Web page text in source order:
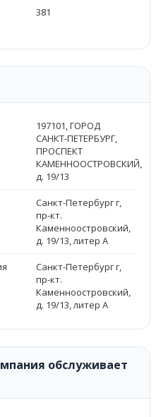
381
197101, ГОРОД
САНКТ-ПЕТЕРБУРГ,
ПРОСПЕКТ
КАМЕННООСТРОВСКИЙ,
д. 19/13
Санкт-Петербург г,
пр-кт.
Каменноостровский,
д. 19/13, литер А
Санкт-Петербург г,
пр-кт.
Каменноостровский,
д. 19/13, литер А
обслуживает